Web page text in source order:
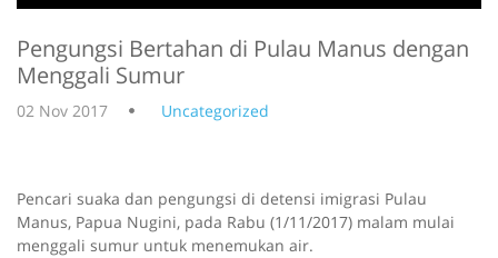
Pengungsi Bertahan di Pulau Manus dengan
Menggali Sumur
02 Nov 2017 Uncategorized
Pencari suaka dan pengungsi di detensi imigrasi Pulau
Manus, Papua Nugini, pada Rabu (1/11/2017) malam mulai
menggali sumur untuk menemukan air.